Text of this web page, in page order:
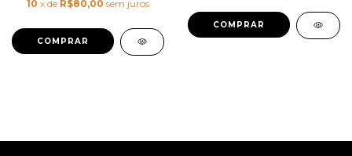
10 x de R$80,00 sem juros